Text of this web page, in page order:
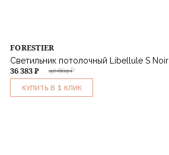
FORESTIER
Светильник потолочный Libellule S Noir
42 804 ₽
36 383 ₽
КУПИТЬ В 1 КЛИК